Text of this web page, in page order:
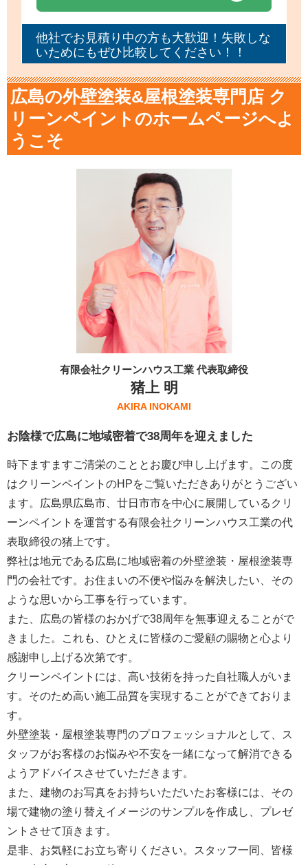
他社でお見積り中の方も大歓迎！失敗しな
いためにもぜひ比較してください！！
広島の外壁塗装&屋根塗装専門店 ク
リーンペイントのホームページへよ
うこそ
有限会社クリーンハウス工業 代表取締役
猪上 明
AKIRA INOKAMI
お陰様で広島に地域密着で38周年を迎えました
時下ますますご清栄のこととお慶び申し上げます。この度
はクリーンペイントのHPをご覧いただきありがとうござい
ます。広島県広島市、廿日市市を中心に展開しているクリ
ーンペイントを運営する有限会社クリーンハウス工業の代
表取締役の猪上です。
弊社は地元である広島に地域密着の外壁塗装・屋根塗装専
門の会社です。お住まいの不便や悩みを解決したい、その
ような思いから工事を行っています。
また、広島の皆様のおかげで38周年を無事迎えることがで
きました。これも、ひとえに皆様のご愛顧の賜物と心より
感謝申し上げる次第です。
クリーンペイントには、高い技術を持った自社職人がいま
す。そのため高い施工品質を実現することができておりま
す。
外壁塗装・屋根塗装専門のプロフェッショナルとして、ス
タッフがお客様のお悩みや不安を一緒になって解消できる
ようアドバイスさせていただきます。
また、建物のお写真をお持ちいただいたお客様には、その
場で建物の塗り替えイメージのサンプルを作成し、プレゼ
ントさせて頂きます。
是非、お気軽にお立ち寄りください。スタッフ一同、皆様